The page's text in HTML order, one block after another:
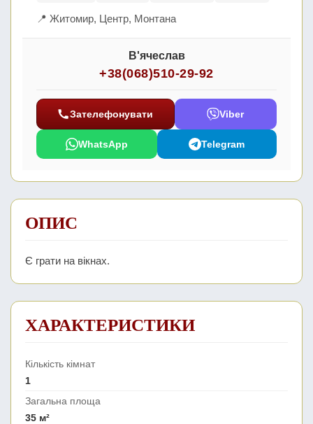
📍 Житомир, Центр, Монтана
В'ячеслав
+38(068)510-29-92
Зателефонувати Viber
WhatsApp Telegram
ОПИС
Є грати на вікнах.
ХАРАКТЕРИСТИКИ
Кількість кімнат
1
Загальна площа
35 м²